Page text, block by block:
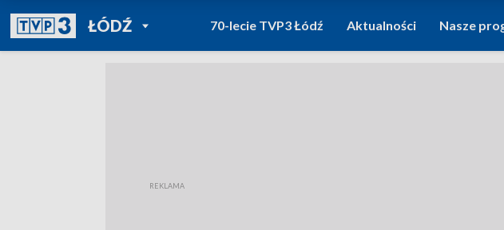
ŁÓDŹPOWRÓT DO
TVP REGIONY
70-lecie TVP3 Łódź Aktualności Nasze